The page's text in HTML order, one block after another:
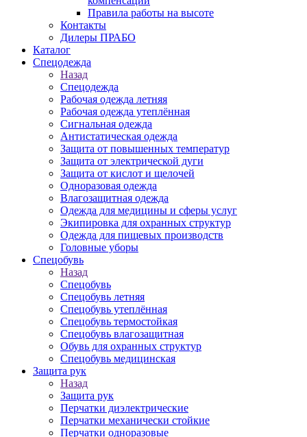
Правила работы на высоте
Контакты
Дилеры ПРАБО
Каталог
Спецодежда
Назад
Спецодежда
Рабочая одежда летняя
Рабочая одежда утеплённая
Сигнальная одежда
Антистатическая одежда
Защита от повышенных температур
Защита от электрической дуги
Защита от кислот и щелочей
Одноразовая одежда
Влагозащитная одежда
Одежда для медицины и сферы услуг
Экипировка для охранных структур
Одежда для пищевых производств
Головные уборы
Спецобувь
Назад
Спецобувь
Спецобувь летняя
Спецобувь утеплённая
Спецобувь термостойкая
Спецобувь влагозащитная
Обувь для охранных структур
Спецобувь медицинская
Защита рук
Назад
Защита рук
Перчатки диэлектрические
Перчатки механически стойкие
Перчатки одноразовые